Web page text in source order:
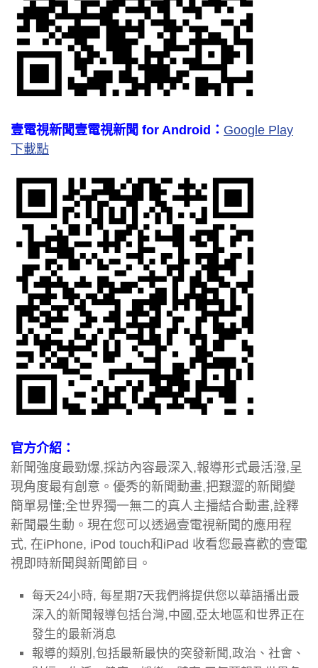
壹電視新聞壹電視新聞 for Android： Google Play
下載點
官方介紹：
新聞強度最勁爆,採訪內容最深入,報導形式最活潑,呈
現角度最有創意。優秀的新聞動畫,把艱澀的新聞變
簡單易懂;全世界獨一無二的真人主播結合動畫,詮釋
新聞最生動。現在您可以透過壹電視新聞的應用程
式, 在iPhone, iPod touch和iPad 收看您最喜歡的壹電
視即時新聞與新聞節目。
每天24小時, 每星期7天我們將提供您以華語播出最
深入的新聞報導包括台灣,中國,亞太地區和世界正在
發生的最新消息
報導的類別,包括最新最快的突發新聞,政治、社會、